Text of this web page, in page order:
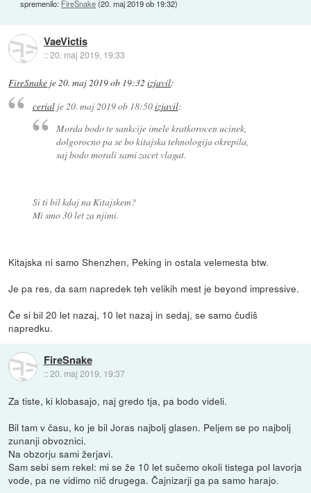
spremenilo: FireSnake(20. maj 2019 ob 19:32)
VaeVictis
::20. maj 2019, 19:33
FireSnake je20. maj 2019 ob 19:32 izjavil:
cerialje 20. maj 2019 ob 18:50izjavil:
Morda bodo te sankcije imele kratkorocen ucinek,
dolgorocno pa se bo kitajska tehnologija okrepila,
saj bodo morali sami zacet vlagat.
Si ti bil kdaj na Kitajskem?
Mi smo 30 let za njimi.
Kitajska ni samo Shenzhen, Peking in ostala velemesta btw.
Je pa res, da sam napredek teh velikih mest je beyond impressive.
Če si bil 20 let nazaj, 10 let nazaj in sedaj, se samo čudiš
napredku.
FireSnake
::20. maj 2019, 19:37
Za tiste, ki klobasajo, naj gredo tja, pa bodo videli.
Bil tam v času, ko je bil Joras najbolj glasen. Peljem se po najbolj
zunanji obvoznici.
Na obzorju sami žerjavi.
Sam sebi sem rekel: mi se že 10 let sučemo okoli tistega pol lavorja
vode, pa ne vidimo nič drugega. Čajnizarji ga pa samo harajo.